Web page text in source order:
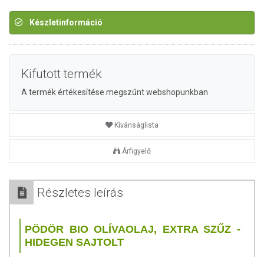
Készletinformáció
Kifutott termék
A termék értékesítése megszűnt webshopunkban
Kívánságlista
Árfigyelő
Részletes leírás
PÖDÖR BIO OLÍVAOLAJ, EXTRA SZŰZ -
HIDEGEN SAJTOLT